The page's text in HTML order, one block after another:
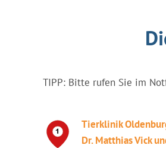
TIPP: Bitte rufen Sie im
Tierklinik
Dr. Matthias Vick